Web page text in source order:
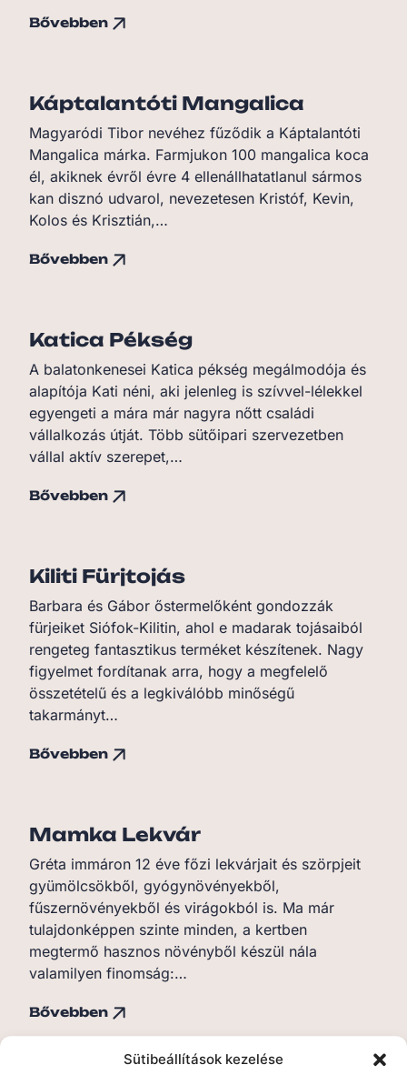
Sütibeállítások kezelése
Bővebben
Káptalantóti Mangalica
Magyaródi Tibor nevéhez fűződik a Káptalantóti
Mangalica márka. Farmjukon 100 mangalica koca
él, akiknek évről évre 4 ellenállhatatlanul sármos
kan disznó udvarol, nevezetesen Kristóf, Kevin,
Kolos és Krisztián,…
Bővebben
Katica Pékség
A balatonkenesei Katica pékség megálmodója és
alapítója Kati néni, aki jelenleg is szívvel-lélekkel
egyengeti a mára már nagyra nőtt családi
vállalkozás útját. Több sütőipari szervezetben
vállal aktív szerepet,…
Bővebben
Kiliti Fürjtojás
Barbara és Gábor őstermelőként gondozzák
fürjeiket Siófok-Kilitin, ahol e madarak tojásaiból
rengeteg fantasztikus terméket készítenek. Nagy
figyelmet fordítanak arra, hogy a megfelelő
összetételű és a legkiválóbb minőségű
takarmányt…
Bővebben
Mamka Lekvár
Gréta immáron 12 éve főzi lekvárjait és szörpjeit
gyümölcsökből, gyógynövényekből,
fűszernövényekből és virágokból is. Ma már
tulajdonképpen szinte minden, a kertben
megtermő hasznos növényből készül nála
valamilyen finomság:…
Bővebben